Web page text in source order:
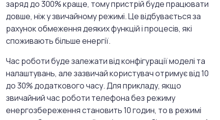
заряд до 300% краще, тому пристрій буде працювати
довше, ніж у звичайному режимі. Це відбувається за
рахунок обмеження деяких функцій і процесів, які
споживають більше енергії.
Час роботи буде залежати від конфігурації моделі та
налаштувань, але зазвичай користувач отримує від 10
до 30% додаткового часу. Для прикладу, якщо
звичайний час роботи телефона без режиму
енергозбереження становить 10 годин, то в режимі